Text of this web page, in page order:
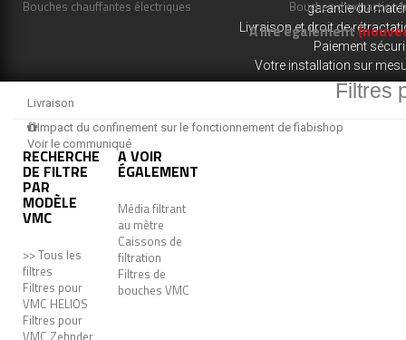
Bouches chauffantes électriques
Bouches d'extraction
A lire également
Filtres
RECHERCHE
DE FILTRE
PAR
MODÈLE
VMC
>> Tous les
filtres
Filtres pour
VMC HELIOS
Filtres pour
VMC Zehnder
A VOIR
ÉGALEMENT
Média filtrant
au mètre
Caissons de
filtration
Filtres de
bouches VMC
garantie du
Livraison et droit de
Paiement
Votre installation sur
Livraison
Impact du confinement sur le fonctionnement de fiabishop
Voir le communiqué